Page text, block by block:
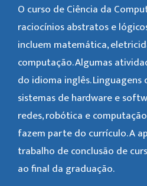
O curso de Ciência da
raciocínios abstratos e
incluem matemática,
computação. Algumas
do idioma inglês.
sistemas de hardware e
redes, robótica e
fazem parte do currículo. A
trabalho de conclusão de
ao final da graduação.